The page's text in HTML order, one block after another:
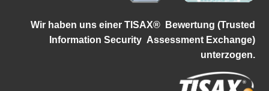
Wir haben uns einer TISAX®
Bewertung (Trusted
Information Security Assessment Exchange)
unterzogen.